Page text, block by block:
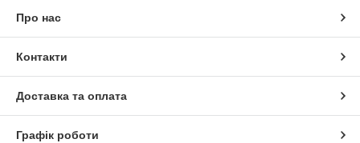
Про нас
Контакти
Доставка та оплата
Графік роботи